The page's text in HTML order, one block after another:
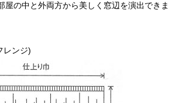
屋の中と外両方から美しく窓辺を演出できま
レンジ)